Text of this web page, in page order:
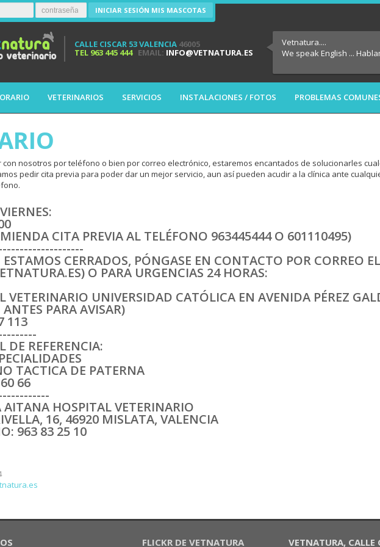
INICIAR SESIÓN MIS MASCOTAS
CALLE CISCAR 53 VALENCIA 46005
TEL 963 445 444EMAIL: INFO@VETNATURA.ES
VETERINARIOS SERVICIOS INSTALACIONES / FOTOS PROBLEMAS
Vetnatura....
We speak English ...
con nosotros por teléfono o bien por correo electrónico, estaremos encantados de solucionarles
pedir cita previa para poder dar un mejor servicio, aun así pueden acudir a la clínica ante
CITA PREVIA AL TELÉFONO 963445444 O 601110495)
CERRADOS, PÓNGASE EN CONTACTO POR CORREO
O PARA URGENCIAS 24 HORAS:
VETERINARIO UNIVERSIDAD CATÓLICA EN AVENIDA PÉREZ
PARA AVISAR)
113
DE REFERENCIA:
TACTICA DE PATERNA
66
HOSPITAL VETERINARIO
16, 46920 MISLATA, VALENCIA
963 83 25 10
FLICKR DE VETNATURA VETNATURA, CALLE